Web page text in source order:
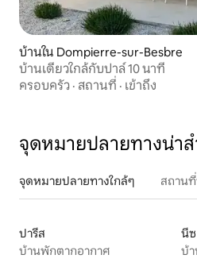
บ้านใน Dompierre-sur-Besbre
บ้านเดี่ยวใกล้กับปาล์ 10 นาที
ครอบครัว · สถานที่ · เข้าถึง
จุดหมายปลายทางน่าส
จุดหมายปลายทางใกล้ๆ สถาน
ปารีส
บ้านพักตากอากาศ
นีซ
บ้